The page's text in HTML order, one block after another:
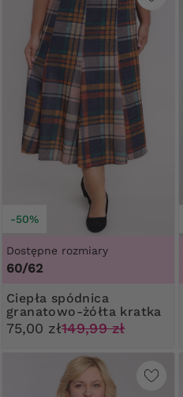
-50%
Dostępne rozmiary
60/62
Ciepła spódnica
granatowo-żółta kratka
75,00 zł149,99 zł